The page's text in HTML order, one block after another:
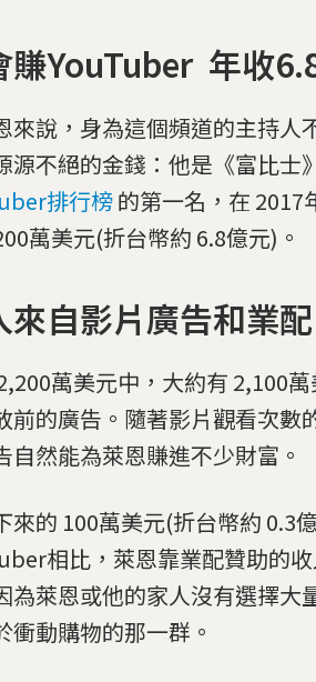
賺YouTuber 年收
來說，身為這個頻道的主持人
源不絕的金錢：他是《富比士
排行榜的第一名，在 2017
萬美元(折台幣約 6.8億元)。
來自影片廣告和業配
萬美元中，大約有 2,100
前的廣告。隨著影片觀看次數
自然能為萊恩賺進不少財富。
來的 100萬美元(折台幣約 0.3
相比，萊恩靠業配贊助的
為萊恩或他的家人沒有選擇大
衝動購物的那一群。